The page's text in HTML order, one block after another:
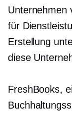
Unternehmen
für
Erstellung
diese
FreshBooks,